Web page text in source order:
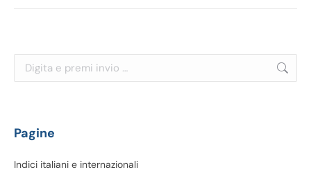
Cerca:
Pagine
Indici italiani e internazionali